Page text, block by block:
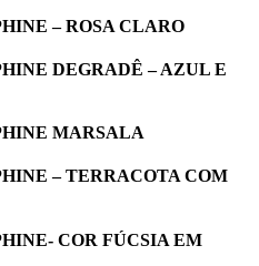
– ROSA CLARO
DEGRADÊ – AZUL E
MARSALA
– TERRACOTA COM
COR FÚCSIA EM